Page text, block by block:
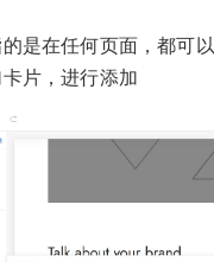
是在任何页面，都可
片，进行添加